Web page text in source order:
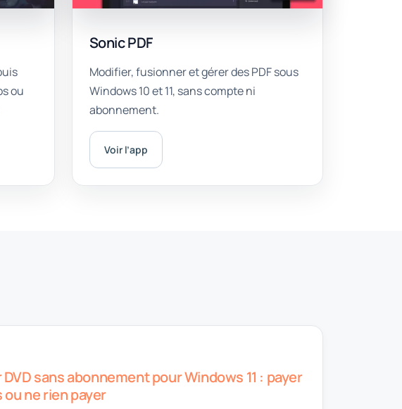
ou
Sonic PDF
Modifier, fusionner et gérer des PDF sous
Windows 10 et 11, sans compte ni
abonnement.
Voir l’app
sans abonnement pour Windows 11 : payer
ou ne rien payer